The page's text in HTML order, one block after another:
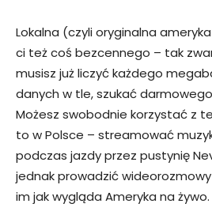
Lokalna (czyli oryginalna
ci też coś bezcennego – tak
musisz już liczyć każdego
danych w tle, szukać darmowego
Możesz swobodnie korzystać z
to w Polsce – streamować
podczas jazdy przez pustynię
jednak prowadzić
im jak wygląda Ameryka na żywo.